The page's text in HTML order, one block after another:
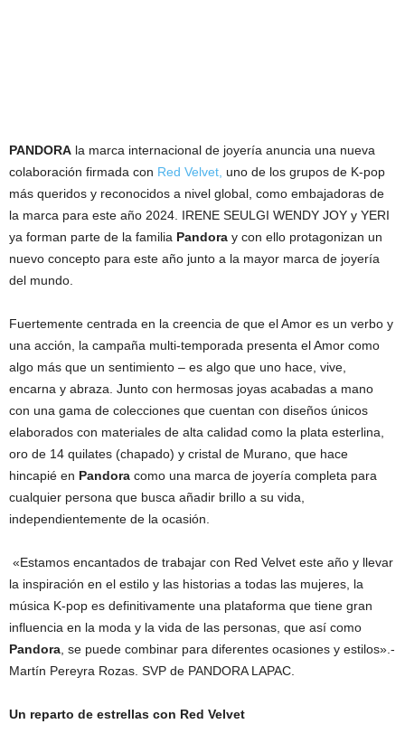
PANDORA la marca internacional de joyería anuncia una nueva
colaboración firmada con Red Velvet, uno de los grupos de K-pop
más queridos y reconocidos a nivel global, como embajadoras de
la marca para este año 2024. IRENE SEULGI WENDY JOY y YERI
ya forman parte de la familia Pandora y con ello protagonizan un
nuevo concepto para este año junto a la mayor marca de joyería
del mundo.
Fuertemente centrada en la creencia de que el Amor es un verbo y
una acción, la campaña multi-temporada presenta el Amor como
algo más que un sentimiento – es algo que uno hace, vive,
encarna y abraza. Junto con hermosas joyas acabadas a mano
con una gama de colecciones que cuentan con diseños únicos
elaborados con materiales de alta calidad como la plata esterlina,
oro de 14 quilates (chapado) y cristal de Murano, que hace
hincapié en Pandora como una marca de joyería completa para
cualquier persona que busca añadir brillo a su vida,
independientemente de la ocasión.
«Estamos encantados de trabajar con Red Velvet este año y llevar
la inspiración en el estilo y las historias a todas las mujeres, la
música K-pop es definitivamente una plataforma que tiene gran
influencia en la moda y la vida de las personas, que así como
Pandora , se puede combinar para diferentes ocasiones y estilos».-
Martín Pereyra Rozas. SVP de PANDORA LAPAC.
Un reparto de estrellas con Red Velvet